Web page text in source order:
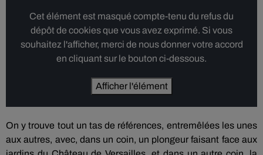
Cet élément est masqué compte-tenu du refus du
dépôt de cookies que vous avez exprimé. Si vous
souhaitez l'afficher, merci de nous donner votre accord
en cliquant sur le bouton ci-dessous.
Afficher l'élément
On y trouve tout un tas de références, entremêlées les unes
aux autres, avec, dans un coin, un plongeur faisant face aux